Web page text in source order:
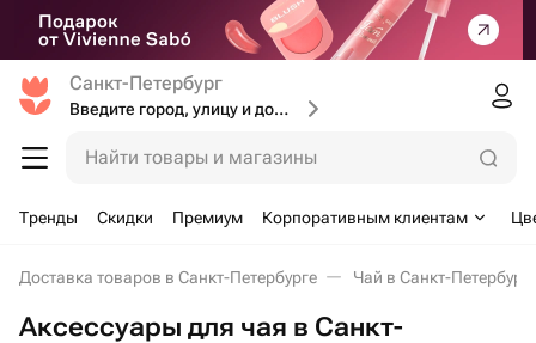
Санкт-Петербург
Введите город, улицу и дом доставки
Найти товары и магазины
Тренды Скидки Премиум Корпоративным клиентам
Доставка товаров в Санкт-Петербурге Чай в Санкт-
Аксессуары для чая в Санкт-